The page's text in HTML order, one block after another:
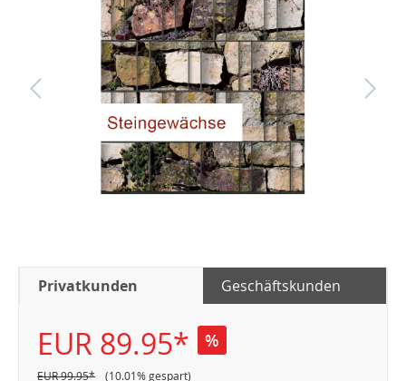
Privatkunden Geschäftskunden
EUR 89.95* %
EUR 99.95* (10.01% gespart)